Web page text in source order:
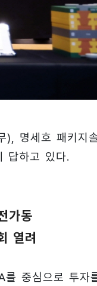
), 명세호 패키지
답하고 있다.
가동
열려
를 중심으로 투자